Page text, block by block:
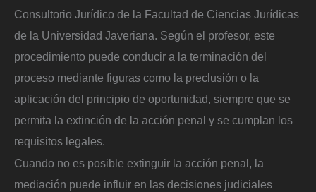
Consultorio Jurídico de la Facultad de Ciencias Jurídicas
de la Universidad Javeriana. Según el profesor, este
procedimiento puede conducir a la terminación del
proceso mediante figuras como la preclusión o la
aplicación del principio de oportunidad, siempre que se
permita la extinción de la acción penal y se cumplan los
requisitos legales.
Cuando no es posible extinguir la acción penal, la
mediación puede influir en las decisiones judiciales